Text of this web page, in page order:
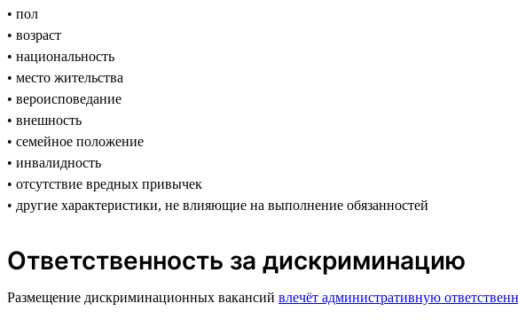
• пол
• возраст
• национальность
• место жительства
• вероисповедание
• внешность
• семейное положение
• инвалидность
• отсутствие вредных привычек
• другие характеристики, не влияющие на выполнение обязанностей
Ответственность за дискриминацию
Размещение дискриминационных вакансий влечёт административную